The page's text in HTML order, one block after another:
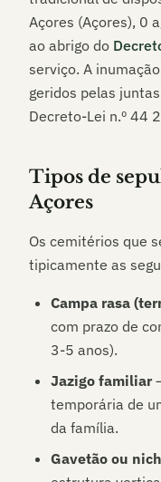
Açores (Açores), 0
ao abrigo do
serviço. A
geridos pelas
Decreto-Lei n.º 44
Tipos de
Açores
Os cemitérios que
tipicamente as
Campa rasa
com prazo de
3-5 anos).
Jazigo familiar
temporária de
da família.
Gavetão ou